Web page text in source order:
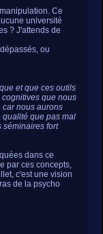
Ce
université
? J'attends de
ou
et que ces outils
que nous
car nous aurons
qualité que pas mal
séminaires fort
dans ce
par ces concepts,
c'est une vision
de la psycho